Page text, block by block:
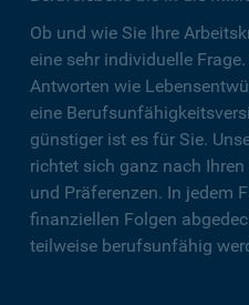
Ob und wie Sie Ihre
eine sehr individuelle
Antworten wie
eine
günstiger ist es für Sie.
richtet sich ganz nach
und Präferenzen. In jedem
finanziellen Folgen
teilweise berufsunfähig